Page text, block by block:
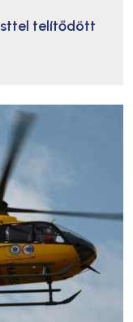
telítődött